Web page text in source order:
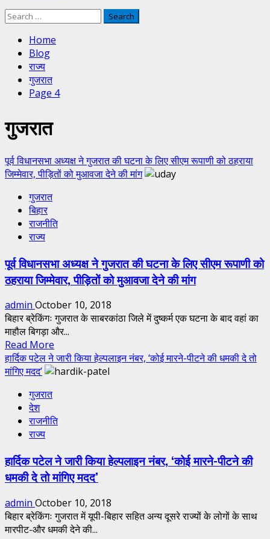
Search
Home
Blog
राज्य
गुजरात
Page 4
गुजरात
पूर्व विधानसभा अध्यक्ष ने गुजरात की घटना के लिए सीएम रूपाणी को ठहराया
जिम्मेवार, पीड़ितों को मुआवजा देने की मांग
गुजरात
बिहार
राजनीति
राज्य
पूर्व विधानसभा अध्यक्ष ने गुजरात की घटना के लिए सीएम रूपाणी को
ठहराया जिम्मेवार, पीड़ितों को मुआवजा देने की मांग
admin October 10, 2018
बिहार ब्रेकिंगः गुजरात के साबरकांठा जिले में दुष्कर्म एक घटना के बाद वहां का
माहौल बिगड़ा और...
Read More
more
about
ने
घटना
के
सीएम
रूपाणी
को
हार्दिक पटेल ने जारी किया हेल्पलाइन नंबर, ‘कोई मारने-पीटने की धमकी दे तो
मांगिए मदद’
गुजरात
देश
राजनीति
राज्य
हार्दिक पटेल ने जारी किया हेल्पलाइन नंबर, ‘कोई मारने-पीटने की
धमकी दे तो मांगिए मदद’
admin October 10, 2018
बिहार ब्रेकिंगः गुजरात में यूपी-बिहार सहित अन्य दूसरे राज्यों के लोगों के साथ
मारपीट-और धमकी देने की...